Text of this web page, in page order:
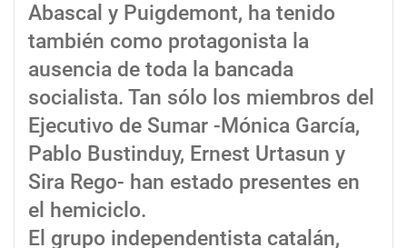
Abascal y Puigdemont, ha tenido
también como protagonista la
ausencia de toda la bancada
socialista. Tan sólo los miembros del
Ejecutivo de Sumar -Mónica García,
Pablo Bustinduy, Ernest Urtasun y
Sira Rego- han estado presentes en
el hemiciclo.
El grupo independentista catalán,